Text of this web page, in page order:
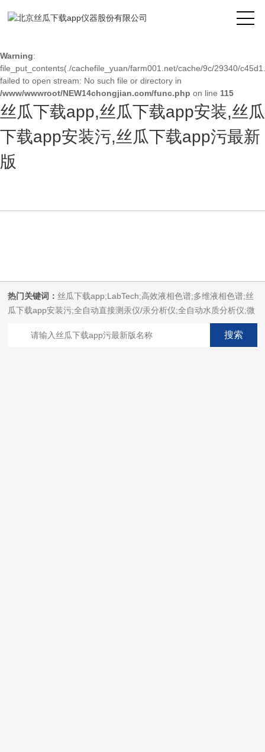
Warning: mkdir(): No space left on device in
Warning:
file_put_contents(./cachefile_yuan/farm001.net/cache/9c/29340/
failed to open stream: No such file or directory in
/www/wwwroot/NEW14chongjian.com/func.php on line 115
丝瓜下载app,丝瓜下载app安装,丝瓜
下载app安装污,丝瓜下载app污最新
版
热门关键词： 丝瓜下载app;LabTech;高效液相色谱;多维液相色谱;丝
瓜下载app安装污;全自动直接测汞仪/汞分析仪;全自动水质分析仪;微
波消解萃取系统;微波合成系统;微波灰化磺化系统;全自动固相萃取系
统;Dryvap全自动溶剂蒸发系统;激光固体烧蚀进样系统;循环水冷却